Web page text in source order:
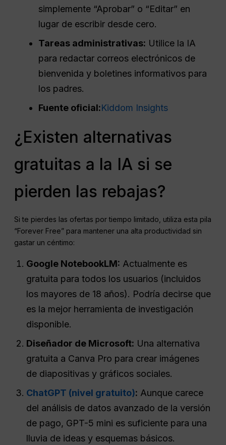
simplemente “Aprobar” o “Editar” en
lugar de escribir desde cero.
Tareas administrativas: Utilice la IA
para redactar correos electrónicos de
bienvenida y boletines informativos para
los padres.
Fuente oficial:Kiddom Insights
¿Existen alternativas
gratuitas a la IA si se
pierden las rebajas?
Si te pierdes las ofertas por tiempo limitado, utiliza esta pila
“Forever Free” para mantener una alta productividad sin
gastar un céntimo:
Google NotebookLM: Actualmente es
gratuita para todos los usuarios (incluidos
los mayores de 18 años). Podría decirse que
es la mejor herramienta de investigación
disponible.
Diseñador de Microsoft: Una alternativa
gratuita a Canva Pro para crear imágenes
de diapositivas y gráficos sociales.
ChatGPT (nivel gratuito): Aunque carece
del análisis de datos avanzado de la versión
de pago, GPT-5 mini es suficiente para una
lluvia de ideas y esquemas básicos.